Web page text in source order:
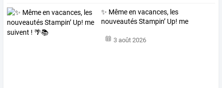
✨ Même en vacances, les
nouveautés Stampin’ Up! me
3 août 2026